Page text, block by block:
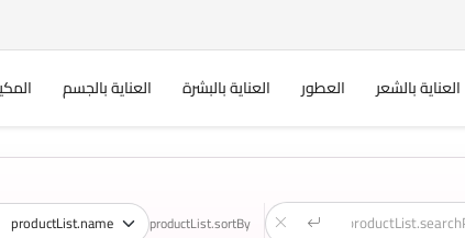
العناية بالشعر العطور العناية بالبشرة العناية بالجسم
productList.sortBy